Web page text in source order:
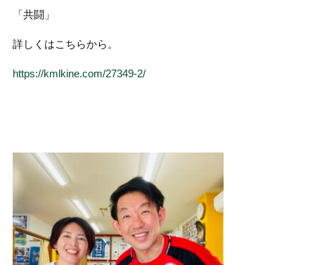
「共闘」
詳しくはこちらから。
https://kmlkine.com/27349-2/